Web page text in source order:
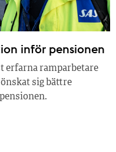
inför pensionen
erfarna ramparbetare
sig bättre